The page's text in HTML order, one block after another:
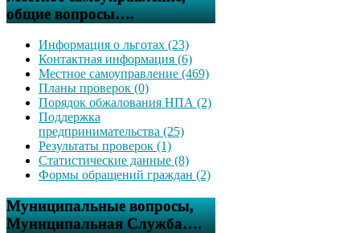
общие вопросы….
Информация о льготах (23)
Контактная информация (6)
Местное самоуправление (469)
Планы проверок (0)
Порядок обжалования НПА (2)
Поддержка
предпринимательства (25)
Результаты проверок (1)
Статистические данные (8)
Формы обращений граждан (2)
Муниципальные вопросы,
Муниципальная Служба….